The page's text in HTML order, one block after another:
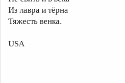
Из лавра и тёрна
Тяжесть венка.
USA